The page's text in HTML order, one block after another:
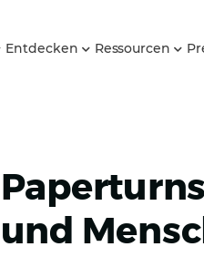
Entdecken Ressourcen
und